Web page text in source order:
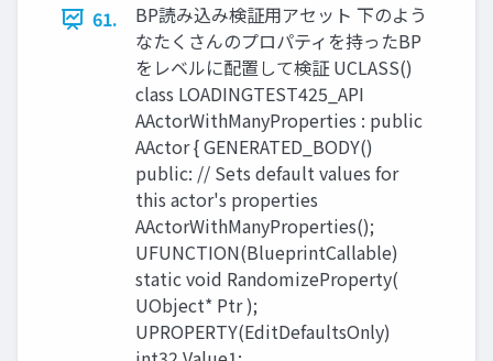
61.
BP読み込み検証用アセット 下のよう
なたくさんのプロパティを持ったBP
をレベルに配置して検証 UCLASS()
class LOADINGTEST425_API
AActorWithManyProperties : public
AActor { GENERATED_BODY()
public: // Sets default values for
this actor's properties
AActorWithManyProperties();
UFUNCTION(BlueprintCallable)
static void RandomizeProperty(
UObject* Ptr );
UPROPERTY(EditDefaultsOnly)